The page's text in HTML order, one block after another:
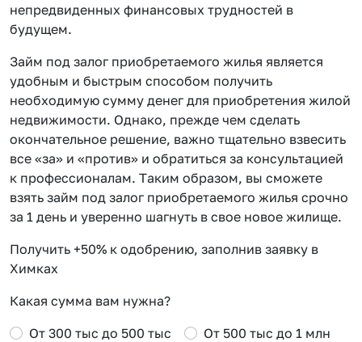
непредвиденных финансовых трудностей в
будущем.
Займ под залог приобретаемого жилья является
удобным и быстрым способом получить
необходимую сумму денег для приобретения жилой
недвижимости. Однако, прежде чем сделать
окончательное решение, важно тщательно взвесить
все «за» и «против» и обратиться за консультацией
к профессионалам. Таким образом, вы сможете
взять займ под залог приобретаемого жилья срочно
за 1 день и уверенно шагнуть в свое новое жилище.
Получить +50% к одобрению, заполнив заявку в
Химках
Какая сумма вам нужна?
От 300 тыс до 500 тыс
От 500 тыс до 1 млн